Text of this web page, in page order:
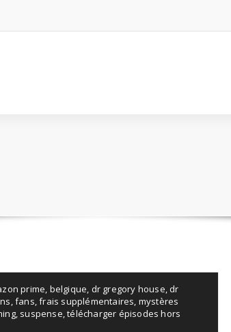
prime, belgique, dr gregory house,dr
,fans,frais supplémentaires, mystères
, suspense,télécharger épisodes hors